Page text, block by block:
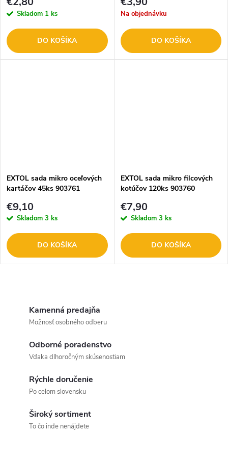
Skladom 1 ks
DO KOŠÍKA
Na objednávku
DO KOŠÍKA
EXTOL sada mikro oceľových
kartáčov 45ks 903761
€9,10
Skladom 3 ks
DO KOŠÍKA
EXTOL sada mikro filcových
kotúčov 120ks 903760
€7,90
Skladom 3 ks
DO KOŠÍKA
Kamenná predajňa
Možnosť osobného odberu
Odborné poradenstvo
Vďaka dlhoročným skúsenostiam
Rýchle doručenie
Po celom slovensku
Široký sortiment
To čo inde nenájdete